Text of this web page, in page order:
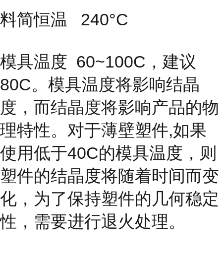
料简恒温 240°C
模具温度 60~100C，建议
80C。模具温度将影响结晶
度，而结晶度将影响产品的物
理特性。对于薄壁塑件,如果
使用低于40C的模具温度，则
塑件的结晶度将随着时间而变
化，为了保持塑件的几何稳定
性，需要进行退火处理。